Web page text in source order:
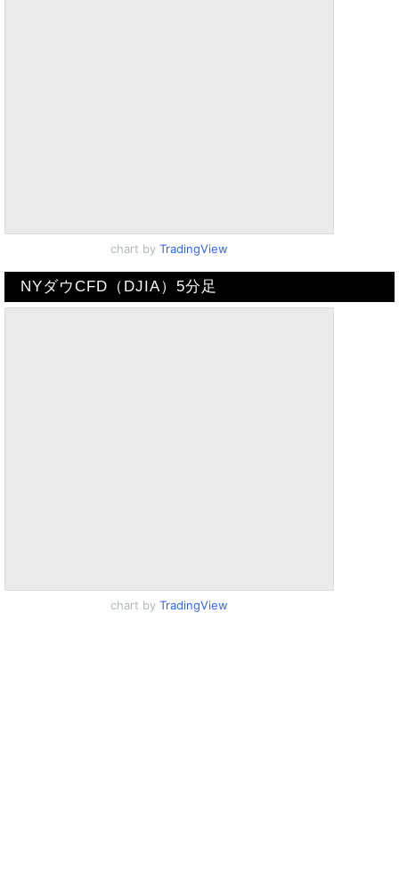
chart by TradingView
NYダウCFD（DJIA）5分足
chart by TradingView